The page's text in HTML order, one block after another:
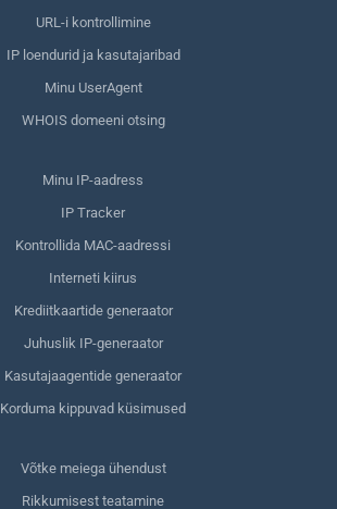
URL-i kontrollimine
IP loendurid ja kasutajaribad
Minu UserAgent
WHOIS domeeni otsing
Minu IP-aadress
IP Tracker
Kontrollida MAC-aadressi
Interneti kiirus
Krediitkaartide generaator
Juhuslik IP-generaator
Kasutajaagentide generaator
Korduma kippuvad küsimused
Võtke meiega ühendust
Rikkumisest teatamine